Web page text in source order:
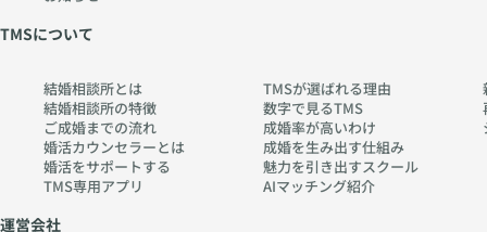
w
w.
ch
err
y-
TMSについて
結婚相談所とは
結婚相談所の特徴
ご成婚までの流れ
婚活カウンセラーとは
婚活をサポートする
TMS専用アプリ
TMSが選ばれる理由
数字で見るTMS
成婚率が高いわけ
成婚を生み出す仕組み
魅力を引き出すスクール
AIマッチング紹介
運営会社